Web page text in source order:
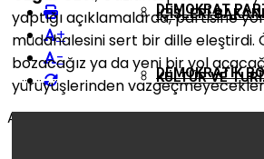
DEMOKRAT
DEMOKRATIK
İÇIŞLERI
KÜLTÜR VE
+
-
ABONE OL
yaptığı açıklamalarda, partisine
müdahalesini sert bir dille eleştirdi.
bozacağız ya da yeni bir yol
yürüyüşlerinden